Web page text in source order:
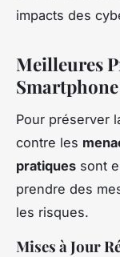
impacts des
Meilleures
Smartphone
Pour préserver
contre les
pratiques sont
prendre des
les risques.
Mises à Jour